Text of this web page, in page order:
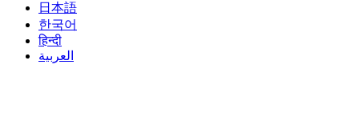
日本語
한국어
हिन्दी
العربية